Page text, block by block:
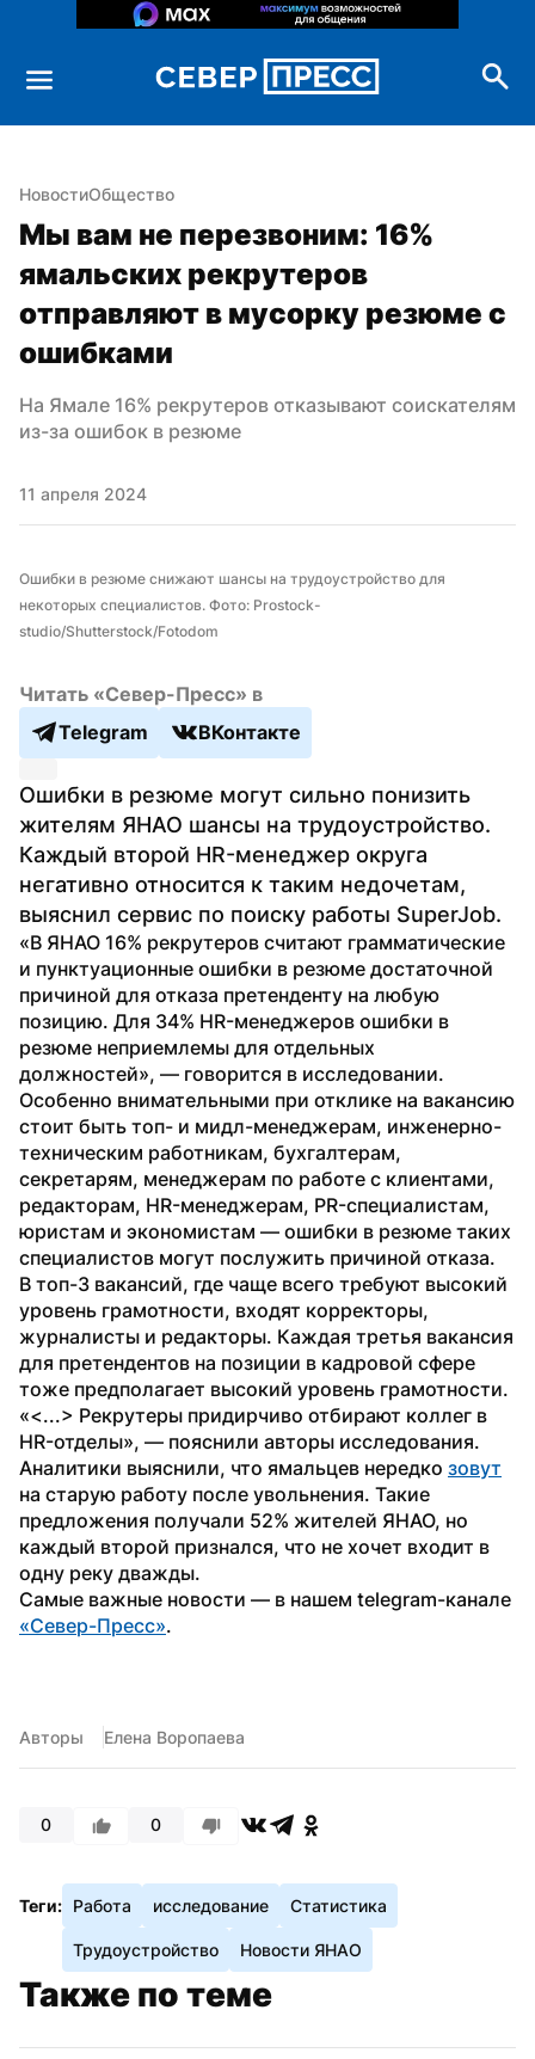
НовостиОбщество
Мы вам не перезвоним: 16%
ямальских рекрутеров
отправляют в мусорку резюме с
ошибками
На Ямале 16% рекрутеров отказывают соискателям
из-за ошибок в резюме
11 апреля 2024
Ошибки в резюме снижают шансы на трудоустройство для
некоторых специалистов. Фото: Prostock-
studio/Shutterstock/Fotodom
Читать «Север-Пресс» в
Telegram
ВКонтакте
Ошибки в резюме могут сильно понизить
жителям ЯНАО шансы на трудоустройство.
Каждый второй HR-менеджер округа
негативно относится к таким недочетам,
выяснил сервис по поиску работы SuperJob.
«В ЯНАО 16% рекрутеров считают грамматические
и пунктуационные ошибки в резюме достаточной
причиной для отказа претенденту на любую
позицию. Для 34% HR-менеджеров ошибки в
резюме неприемлемы для отдельных
должностей», — говорится в исследовании.
Особенно внимательными при отклике на вакансию
стоит быть топ- и мидл-менеджерам, инженерно-
техническим работникам, бухгалтерам,
секретарям, менеджерам по работе с клиентами,
редакторам, HR-менеджерам, PR-специалистам,
юристам и экономистам — ошибки в резюме таких
специалистов могут послужить причиной отказа.
В топ-3 вакансий, где чаще всего требуют высокий
уровень грамотности, входят корректоры,
журналисты и редакторы. Каждая третья вакансия
для претендентов на позиции в кадровой сфере
тоже предполагает высокий уровень грамотности.
«<...> Рекрутеры придирчиво отбирают коллег в
HR-отделы», — пояснили авторы исследования.
Аналитики выяснили, что ямальцев нередко зовут
на старую работу после увольнения. Такие
предложения получали 52% жителей ЯНАО, но
каждый второй признался, что не хочет входит в
одну реку дважды.
«Север-Пресс».
Авторы Елена Воропаева
0 0
Теги: Работа исследование Статистика
Трудоустройство Новости ЯНАО
Также по теме